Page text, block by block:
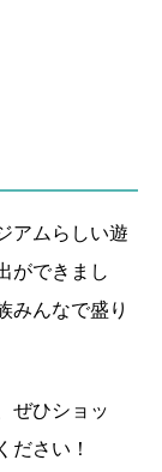
アムらしい遊
ができまし
みんなで盛り
ぜひショッ
ださい！